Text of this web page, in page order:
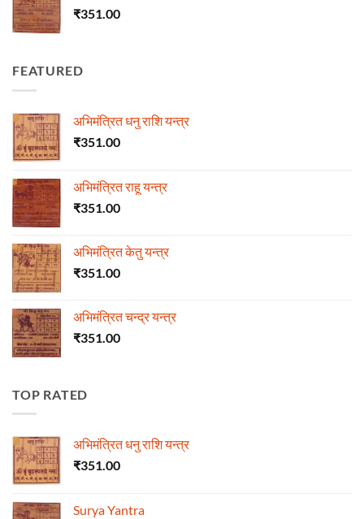
₹351.00
FEATURED
अभिमंत्रित धनु राशि यन्त्र
₹351.00
अभिमंत्रित राहू यन्त्र
₹351.00
अभिमंत्रित केतु यन्त्र
₹351.00
अभिमंत्रित चन्द्र यन्त्र
₹351.00
TOP RATED
अभिमंत्रित धनु राशि यन्त्र
₹351.00
Surya Yantra